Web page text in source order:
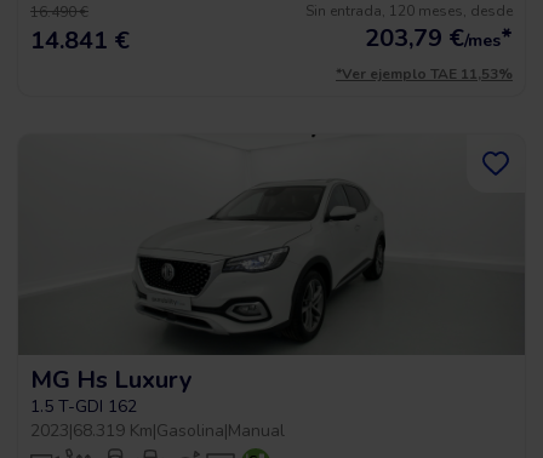
16.490 €
14.841 €
Sin entrada, 120 meses, desde
203,79 €/mes*
*Ver ejemplo TAE 11,53%
MG Hs Luxury
1.5 T-GDI 162
2023|68.319 Km|Gasolina|Manual